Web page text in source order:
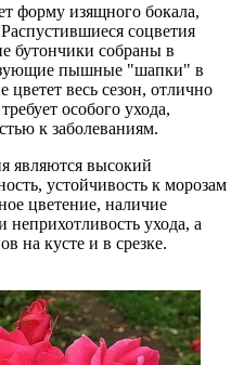
форму изящного бокала,
соцветия
бутончики собраны в
пышные "шапки" в
цветет весь сезон, отлично
особого ухода,
к заболеваниям.
являются высокий
устойчивость к морозам
цветение, наличие
неприхотливость ухода, а
на кусте и в срезке.